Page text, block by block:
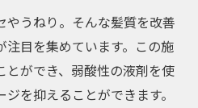
うねり。そんな髪質を改善
目を集めています。この施
ができ、弱酸性の液剤を使
を抑えることができます。